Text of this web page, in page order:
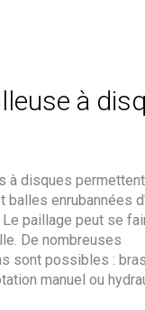
à
à disques
enrubannées
paillage peut se
De nombreuses
sont possibles :
manuel ou